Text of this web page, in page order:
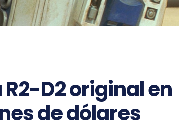
D2 original en
de dólares